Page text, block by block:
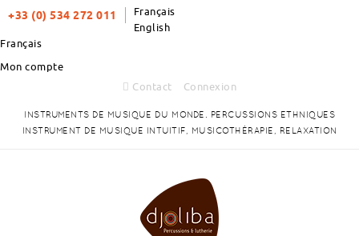
+33 (0) 534 272 011
Français
English
Français
Mon compte
Contact
Connexion
INSTRUMENTS DE MUSIQUE DU MONDE. PERCUSSIONS ETHNIQUES
INSTRUMENT DE MUSIQUE INTUITIF, MUSICOTHÉRAPIE, RELAXATION